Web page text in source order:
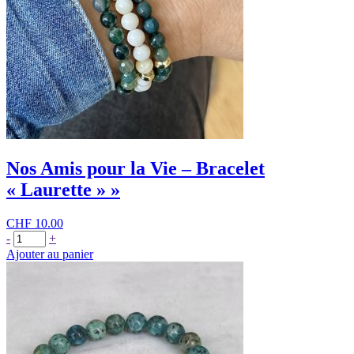
Nos Amis pour la Vie – Bracelet
« Laurette » »
CHF 10.00
- quantité
de
Nos
Bracelet
+
Ajouter au panier